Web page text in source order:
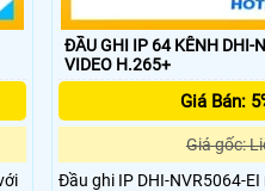
ĐẦU GHI IP 64 KÊNH DHI-
VIDEO H.265+
Giá Bán:
Giá gốc:
Đầu ghi IP DHI-NVR5064-